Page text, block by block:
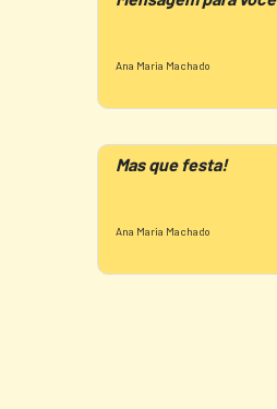
Ana Maria Machado
Mas que festa!
Ana Maria Machado